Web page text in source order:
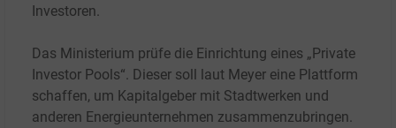
Investoren.
Das Ministerium prüfe die Einrichtung eines „Private
Investor Pools“. Dieser soll laut Meyer eine Plattform
schaffen, um Kapitalgeber mit Stadtwerken und
anderen Energieunternehmen zusammenzubringen.